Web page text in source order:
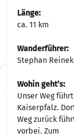
Länge:
ca. 11 km
Wanderführer:
Stephan
Wohin geht’s:
Unser Weg
Kaiserpfalz.
Weg zurück
vorbei. Zum